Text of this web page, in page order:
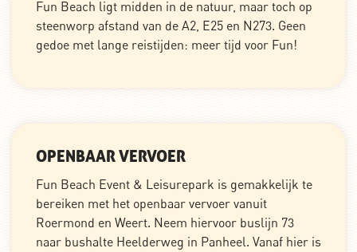
Fun Beach ligt midden in de natuur, maar toch op
steenworp afstand van de A2, E25 en N273. Geen
gedoe met lange reistijden: meer tijd voor Fun!
OPENBAAR VERVOER
Fun Beach Event & Leisurepark is gemakkelijk te
bereiken met het openbaar vervoer vanuit
Roermond en Weert. Neem hiervoor buslijn 73
naar bushalte Heelderweg in Panheel. Vanaf hier is